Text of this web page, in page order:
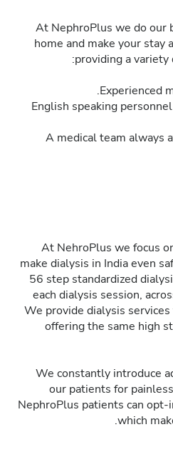
At NephroPlus we do our
home and make your stay
providing a variety
• English speaking
• A medical team
At NehroPlus we focus
make dialysis in India even
56 step standardized
each dialysis session,
We provide dialysis
offering the same high
We constantly introduce
our patients for
NephroPlus patients can
which